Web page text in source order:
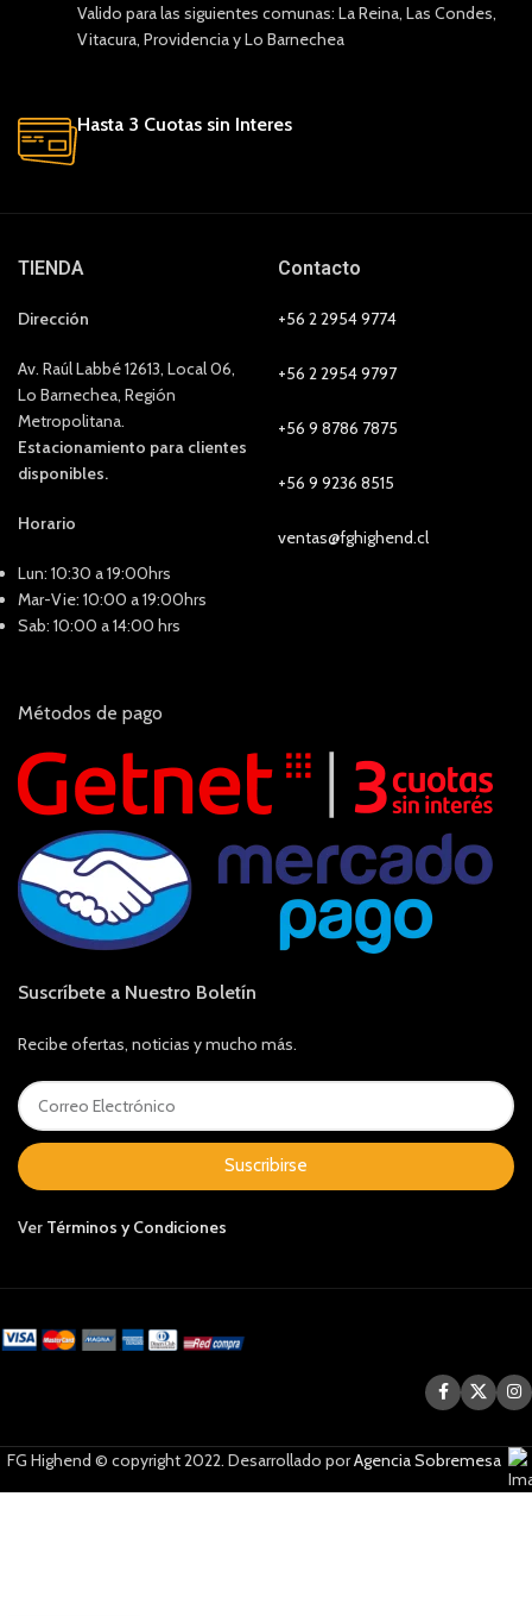
Valido para las siguientes comunas: La Reina, Las Condes,
Vitacura, Providencia y Lo Barnechea
Hasta 3 Cuotas sin Interes
TIENDA
Dirección
Av. Raúl Labbé 12613, Local 06,
Lo Barnechea, Región
Metropolitana.
Estacionamiento para clientes
disponibles.
Horario
Lun: 10:30 a 19:00hrs
Mar-Vie: 10:00 a 19:00hrs
Sab: 10:00 a 14:00 hrs
Contacto
+56 2 2954 9774
+56 2 2954 9797
+56 9 8786 7875
+56 9 9236 8515
ventas@fghighend.cl
Métodos de pago
Suscríbete a Nuestro Boletín
Recibe ofertas, noticias y mucho más.
Suscribirse
Ver Términos y Condiciones
FG Highend © copyright 2022. Desarrollado porAgencia Sobremesa